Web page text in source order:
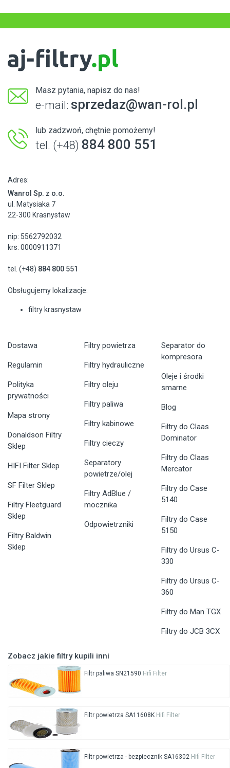
Masz pytania, napisz do nas!
e-mail: sprzedaz@wan-rol.pl
lub zadzwoń, chętnie pomożemy!
tel. (+48) 884 800 551
Adres:
Wanrol Sp. z o.o.
ul. Matysiaka 7
22-300 Krasnystaw
nip: 5562792032
krs: 0000911371
tel. (+48) 884 800 551
Obsługujemy lokalizacje:
filtry krasnystaw
Dostawa
Regulamin
Polityka
prywatności
Mapa strony
Donaldson Filtry
Sklep
HIFI Filter Sklep
SF Filter Sklep
Filtry Fleetguard
Sklep
Filtry Baldwin
Sklep
Filtry powietrza
Filtry hydrauliczne
Filtry oleju
Filtry paliwa
Filtry kabinowe
Filtry cieczy
Separatory
powietrze/olej
Filtry AdBlue /
mocznika
Odpowietrzniki
Separator do
kompresora
Oleje i środki
smarne
Blog
Filtry do Claas
Dominator
Filtry do Claas
Mercator
Filtry do Case
5140
Filtry do Case
5150
Filtry do Ursus C-
330
Filtry do Ursus C-
360
Filtry do Man TGX
Filtry do JCB 3CX
Zobacz jakie filtry kupili inni
Filtr paliwa SN21590 Hifi Filter
Filtr powietrza SA11608K Hifi Filter
Filtr powietrza - bezpiecznik SA16302 Hifi Filter